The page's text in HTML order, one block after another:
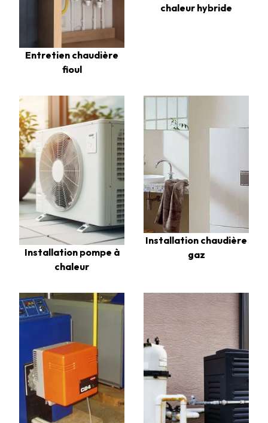
Entretien chaudière
fioul
chaleur hybride
Installation pompe à
chaleur
Installation chaudière
gaz